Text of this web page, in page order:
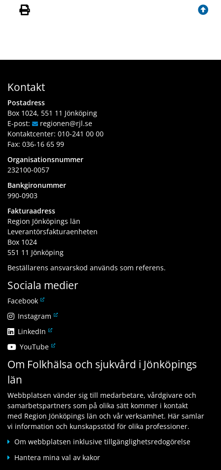
Kontakt
Postadress
Box 1024, 551 11 Jönköping
E-post:
regionen@rjl.se
Kontaktcenter: 010-241 00 00
Fax: 036-16 65 99
Organisationsnummer
232100-0057
Bankgironummer
990-0903
Fakturaadress
Region Jönköpings län
Leverantörsfakturaenheten
Box 1024
551 11 Jönköping
Beställarens ansvarskod används som referens.
Sociala medier
FacebookL
n
k
i
l
n
n
a
n
e
b
Instagram L
ä
k
i
a
n
n
a
n
e
LinkedIn L
n
k
l
l
a
n
a
n
YouTubeL
n
i
l
l
a
n
a
Om Folkhälsa och sjukvård i Jönköpings
län
Webbplatsen vänder sig till medarbetare, vårdgivare och
samarbetspartners som på olika sätt kommer i kontakt
med Region Jönköpings län och vår verksamhet. Här samlar
vi information och kunskapsstöd för olika professioner.
Om webbplatsen inklusive tillgänglighetsredogörelse
Hantera mina val av kakor